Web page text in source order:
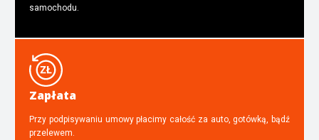
samochodu.
Zapłata
Przy podpisywaniu umowy płacimy całość za auto, gotówką, bądź
przelewem.